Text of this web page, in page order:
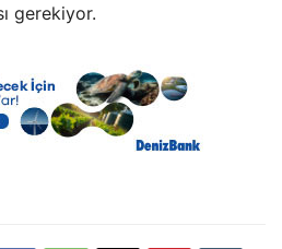
gerekiyor.